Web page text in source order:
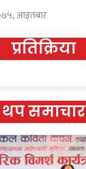
आइतबार
प्रतिक्रिया
थप समाचार